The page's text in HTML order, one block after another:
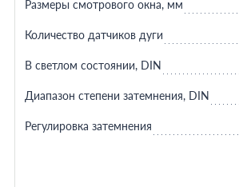
Размеры смотрового окна, мм
Количество датчиков дуги
В светлом состоянии, DIN
Диапазон степени затемнения, DIN
Регулировка затемнения